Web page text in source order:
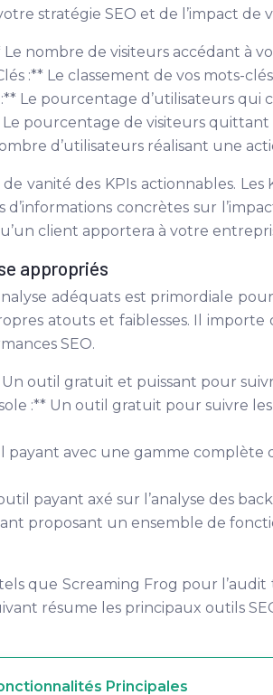
stratégie SEO et de l’impact
nombre de visiteurs accédant à
:** Le classement de vos mots-
:** Le pourcentage d’utilisateurs
pourcentage de visiteurs
d’utilisateurs réalisant une
vanité des KPIs actionnables.
d’informations concrètes sur
client apportera à votre
appropriés
adéquats est primordiale
atouts et faiblesses. Il
SEO.
Un outil gratuit et puissant pour
:** Un outil gratuit pour suivre
payant avec une gamme complète
payant axé sur l’analyse des
proposant un ensemble de
que Screaming Frog pour
résume les principaux outils
Principales